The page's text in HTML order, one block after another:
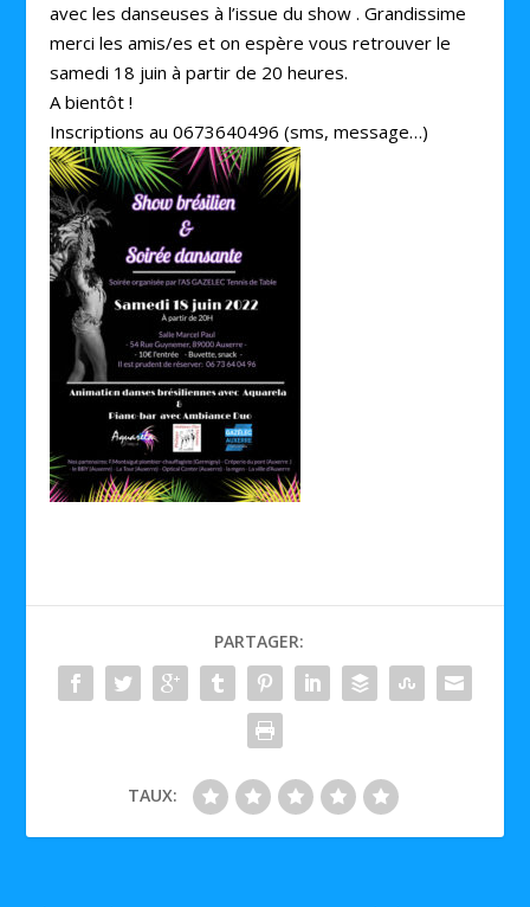
avec les danseuses à l’issue du show . Grandissime
merci les amis/es et on espère vous retrouver le
samedi 18 juin à partir de 20 heures.
A bientôt !
Inscriptions au 0673640496 (sms, message…)
PARTAGER:
TAUX: